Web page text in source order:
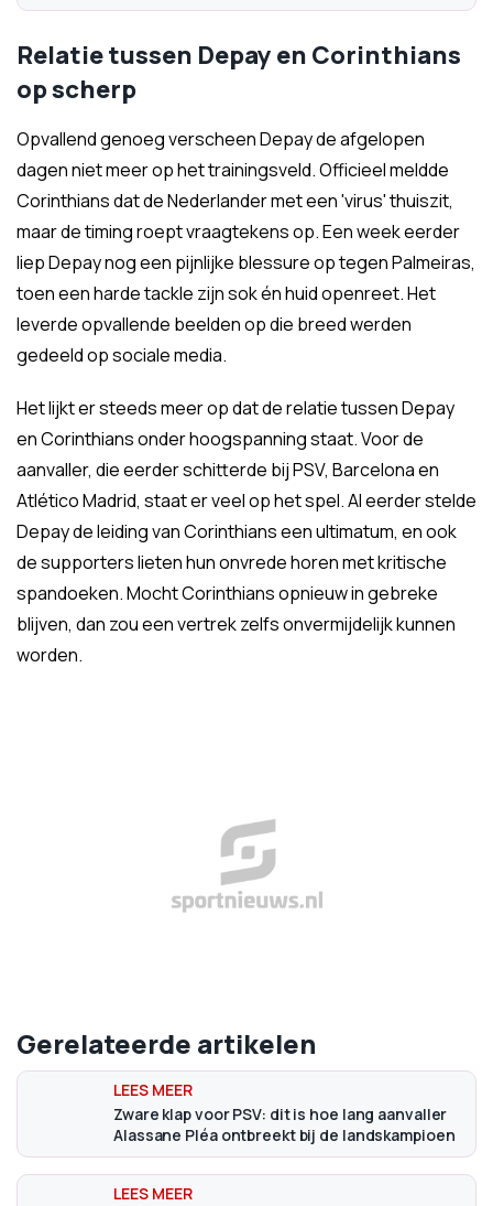
Relatie tussen Depay en Corinthians
op scherp
Opvallend genoeg verscheen Depay de afgelopen
dagen niet meer op het trainingsveld. Officieel meldde
Corinthians dat de Nederlander met een 'virus' thuiszit,
maar de timing roept vraagtekens op. Een week eerder
liep Depay nog een pijnlijke blessure op tegen Palmeiras,
toen een harde tackle zijn sok én huid openreet. Het
leverde opvallende beelden op die breed werden
gedeeld op sociale media.
Het lijkt er steeds meer op dat de relatie tussen Depay
en Corinthians onder hoogspanning staat. Voor de
aanvaller, die eerder schitterde bij PSV, Barcelona en
Atlético Madrid, staat er veel op het spel. Al eerder stelde
Depay de leiding van Corinthians een ultimatum, en ook
de supporters lieten hun onvrede horen met kritische
spandoeken. Mocht Corinthians opnieuw in gebreke
blijven, dan zou een vertrek zelfs onvermijdelijk kunnen
worden.
Gerelateerde artikelen
Zware klap voor PSV: dit is hoe lang aanvaller
Alassane Pléa ontbreekt bij de landskampioen